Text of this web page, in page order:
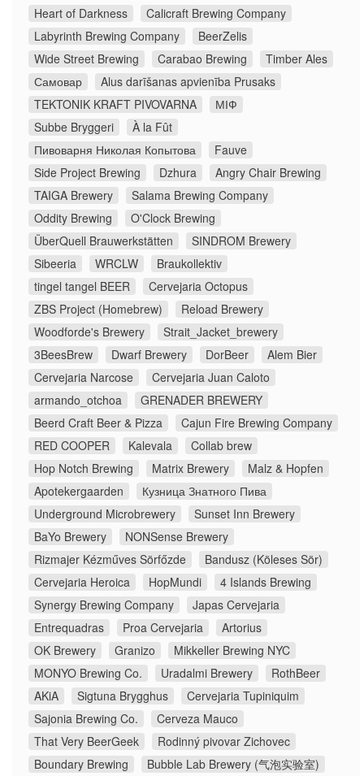
Heart of Darkness
Calicraft Brewing Company
Labyrinth Brewing Company
BeerZelis
Wide Street Brewing
Carabao Brewing
Timber Ales
Самовар
Alus darīšanas apvienība Prusaks
TEKTONIK KRAFT PIVOVARNA
МІФ
Subbe Bryggeri
À la Fût
Пивоварня Николая Копытова
Fauve
Side Project Brewing
Dzhura
Angry Chair Brewing
TAIGA Brewery
Salama Brewing Company
Oddity Brewing
O'Clock Brewing
ÜberQuell Brauwerkstätten
SINDROM Brewery
Sibeeria
WRCLW
Braukollektiv
tingel tangel BEER
Cervejaria Octopus
ZBS Project (Homebrew)
Reload Brewery
Woodforde's Brewery
Strait_Jacket_brewery
3BeesBrew
Dwarf Brewery DorBeer
Alem Bier
Cervejaria Narcose
Cervejaria Juan Caloto
armando_otchoa
GRENADER BREWERY
Beerd Craft Beer & Pizza
Cajun Fire Brewing Company
RED COOPER
Kalevala
Collab brew
Hop Notch Brewing
Matrix Brewery
Malz & Hopfen
Apotekergaarden
Кузница Знатного Пива
Underground Microbrewery
Sunset Inn Brewery
BaYo Brewery
NONSense Brewery
Rizmajer Kézműves Sörfőzde
Bandusz (Köleses Sör)
Cervejaria Heroica
HopMundi
4 Islands Brewing
Synergy Brewing Company
Japas Cervejaria
Entrequadras
Proa Cervejaria
Artorius
OK Brewery
Granizo
Mikkeller Brewing NYC
MONYO Brewing Co.
Uradalmi Brewery
RothBeer
AKiA
Sigtuna Brygghus
Cervejaria Tupiniquim
Sajonia Brewing Co.
Cerveza Mauco
That Very BeerGeek
Rodinný pivovar Zichovec
Boundary Brewing
Bubble Lab Brewery (气泡实验室)